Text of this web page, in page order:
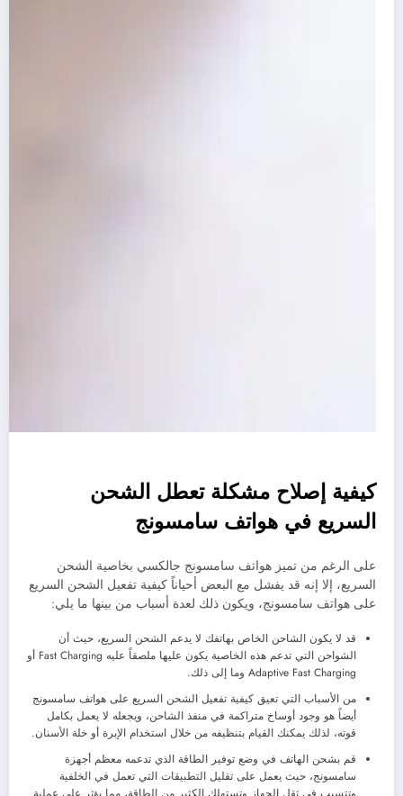
كيفية إصلاح مشكلة تعطل الشحن
السريع في هواتف سامسونج
على الرغم من تميز هواتف سامسونج جالكسي بخاصية الشحن
السريع، إلا إنه قد يفشل مع البعض أحياناً كيفية تفعيل الشحن السريع
على هواتف سامسونج، ويكون ذلك لعدة أسباب من بينها ما يلي:
قد لا يكون الشاحن الخاص بهاتفك لا يدعم الشحن السريع، حيث أن
الشواحن التي تدعم هذه الخاصية يكون عليها ملصقاً عليه Fast Charging أو
Adaptive Fast Charging وما إلى ذلك.
من الأسباب التي تعيق كيفية تفعيل الشحن السريع على هواتف سامسونج
أيضاً هو وجود أوساخ متراكمة في منفذ الشاحن، ويجعله لا يعمل بكامل
قوته، لذلك يمكنك القيام بتنظيفه من خلال استخدام الإبرة أو خلة الأسنان.
قم بشحن الهاتف في وضع توفير الطاقة الذي تدعمه معظم أجهزة
سامسونج، حيث يعمل على تقليل التطبيقات التي تعمل في الخلفية